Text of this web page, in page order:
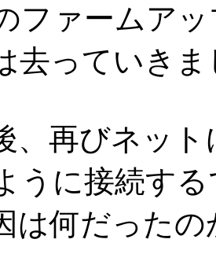
ファームア
去っていき
、再びネッ
うに接続す
は何だった